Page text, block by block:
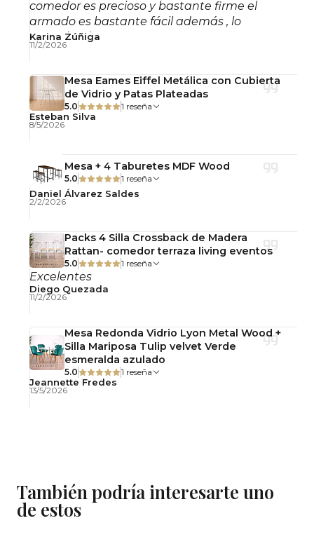
comedor es precioso y bastante firme el
armado es bastante fácil además , lo
recomiendo!
Karina Zúñiga
11/2/2026
Mesa Eames Eiffel Metálica con Cubierta
de Vidrio y Patas Plateadas
5.0 1 reseña
Esteban Silva
8/5/2026
Mesa + 4 Taburetes MDF Wood
5.0 1 reseña
Daniel Álvarez Saldes
2/2/2026
Packs 4 Silla Crossback de Madera
Rattan- comedor terraza living eventos
5.0 1 reseña
Excelentes
Diego Quezada
11/2/2026
Mesa Redonda Vidrio Lyon Metal Wood +
Silla Mariposa Tulip velvet Verde
esmeralda azulado
5.0 1 reseña
Jeannette Fredes
13/5/2026
También podría interesarte uno
de estos